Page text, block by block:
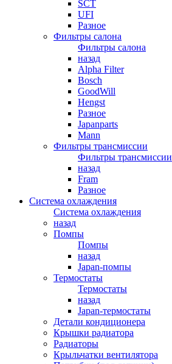
SCT
UFI
Разное
Фильтры салона
Фильтры салона
назад
Alpha Filter
Bosch
GoodWill
Hengst
Разное
Japanparts
Mann
Фильтры трансмиссии
Фильтры трансмиссии
назад
Fram
Разное
Система охлаждения
Система охлаждения
назад
Помпы
Помпы
назад
Japan-помпы
Термостаты
Термостаты
назад
Japan-термостаты
Детали кондиционера
Крышки радиатора
Радиаторы
Крыльчатки вентилятора